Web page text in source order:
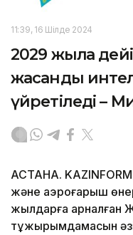
11:39, 16 Шілде 2024
2029 жылға
жасанды
үйретіледі –
АСТАНА.
және аэроғарыш
жылдарға арналған
тұжырымдамасын